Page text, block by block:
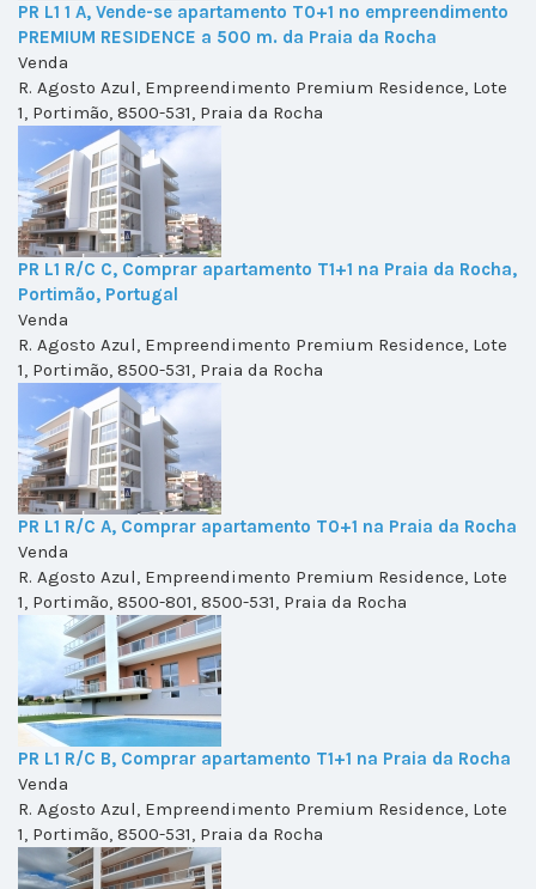
PR L1 1 A, Vende-se apartamento T0+1 no empreendimento
PREMIUM RESIDENCE a 500 m. da Praia da Rocha
Venda
R. Agosto Azul, Empreendimento Premium Residence, Lote
1, Portimão, 8500-531, Praia da Rocha
PR L1 R/C C, Comprar apartamento T1+1 na Praia da Rocha,
Portimão, Portugal
Venda
R. Agosto Azul, Empreendimento Premium Residence, Lote
1, Portimão, 8500-531, Praia da Rocha
PR L1 R/C A, Comprar apartamento T0+1 na Praia da Rocha
Venda
R. Agosto Azul, Empreendimento Premium Residence, Lote
1, Portimão, 8500-801, 8500-531, Praia da Rocha
PR L1 R/C B, Comprar apartamento T1+1 na Praia da Rocha
Venda
R. Agosto Azul, Empreendimento Premium Residence, Lote
1, Portimão, 8500-531, Praia da Rocha